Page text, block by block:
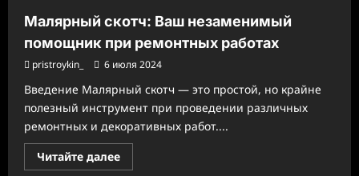
Малярный скотч: Ваш незаменимый
помощник при ремонтных работах
pristroykin_ 6 июля 2024
Введение Малярный скотч — это простой, но крайне
полезный инструмент при проведении различных
ремонтных и декоративных работ....
Читайте далееПрочитать
больше